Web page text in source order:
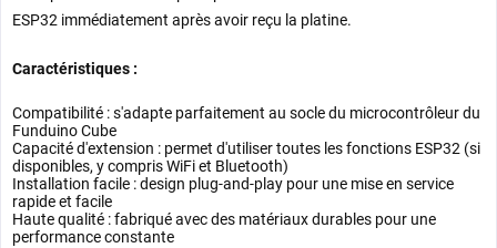
ESP32 immédiatement après avoir reçu la platine.
Caractéristiques :
Compatibilité :s'adapte parfaitement au socle du microcontrôleur du
Funduino Cube
Capacité d'extension : permet d'utiliser toutes les fonctions ESP32 (si
disponibles, y compris WiFi et Bluetooth)
Installation facile :design plug-and-play pour une mise en service
rapide et facile
Haute qualité :fabriqué avec des matériaux durables pour une
performance constante